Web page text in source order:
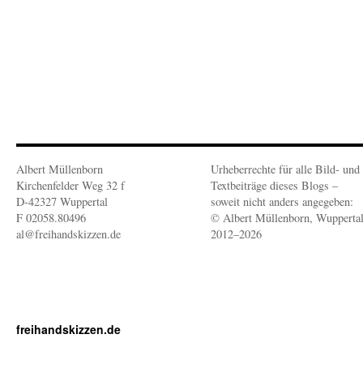
Albert Müllenborn
Kirchenfelder Weg 32 f
D-42327 Wuppertal
F 02058.80496
al@freihandskizzen.de
Urheberrechte für alle Bild- und
Textbeiträge dieses Blogs –
soweit nicht anders angegeben:
© Albert Müllenborn, Wuppertal
2012–2026
freihandskizzen.de